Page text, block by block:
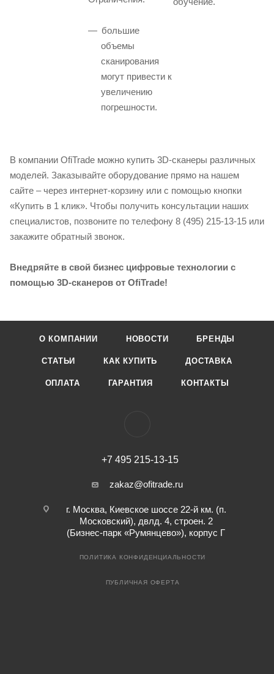
большие
объемы
сканирования
могут привести к
увеличению
погрешности.
В компании OfiTrade можно купить 3D-сканеры различных
моделей. Заказывайте оборудование прямо на нашем
сайте – через интернет-корзину или с помощью кнопки
«Купить в 1 клик». Чтобы получить консультации наших
специалистов, позвоните по телефону 8 (495) 215-13-15 или
закажите обратный звонок.
Внедряйте в свой бизнес цифровые технологии с
помощью 3D-сканеров от OfiTrade!
О КОМПАНИИ НОВОСТИ БРЕНДЫ
СТАТЬИ КАК КУПИТЬ ДОСТАВКА
ОПЛАТА ГАРАНТИЯ КОНТАКТЫ
+7 495 215-13-15
zakaz@ofitrade.ru
г. Москва, Киевское шоссе 22-й км. (п.
Московский), двлд. 4, строен. 2
(Бизнес-парк «Румянцево»), корпус Г
ПОЛИТИКА КОНФИДЕНЦИАЛЬНОСТИ
ПУБЛИЧНАЯ ОФЕРТА